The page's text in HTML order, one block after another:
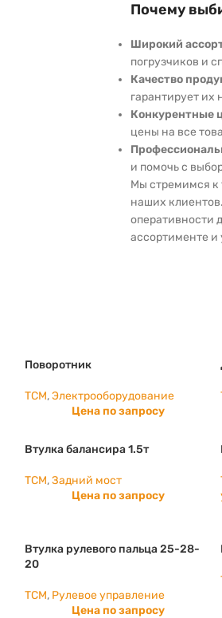
Почему
Широкий
погрузчиков и
Качество
гарантирует их
Конкурентные
цены на все
и помочь с
Мы стремимся к
наших
оперативности
ассортименте и
Поворотник
TCM,Электрооборудование
Цена по запросу
Втулка балансира 1.5т
TCM,Задний мост
Цена по запросу
Втулка рулевого пальца 25-28-
20
TCM, Рулевое управление
Цена по запросу